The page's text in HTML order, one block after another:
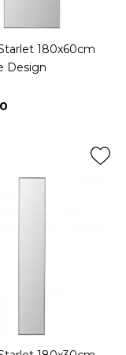
180x60cm
Design